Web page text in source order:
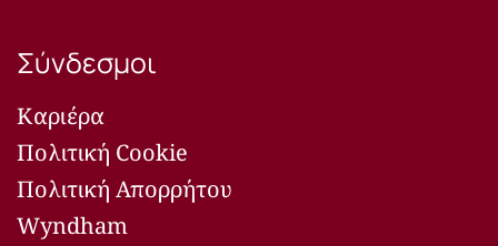
Σύνδεσμοι
Καριέρα
Πολιτική Cookie
Πολιτική Απορρήτου
Wyndham